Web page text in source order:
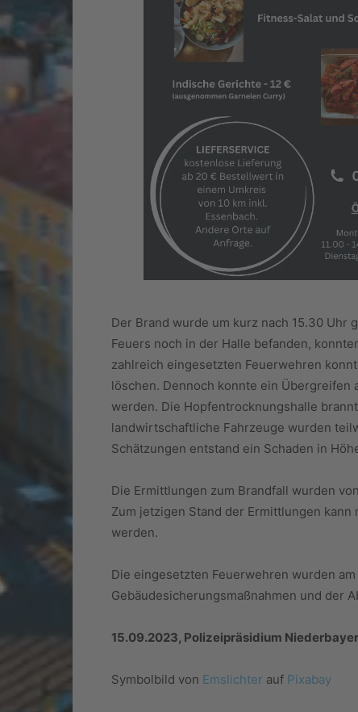
Der Brand wurde um kurz nach 15.30 Uhr
Feuers noch in der Halle befanden,
zahlreich eingesetzten Feuerwehren
löschen. Dennoch konnte ein
werden. Die Hopfentrocknungshalle
landwirtschaftliche Fahrzeuge wurden
Schätzungen entstand ein Schaden in
Die Ermittlungen zum Brandfall wurden
Zum jetzigen Stand der Ermittlungen
werden.
Die eingesetzten Feuerwehren wurden
Gebäudesicherungsmaßnahmen und der
15.09.2023, Polizeipräsidium
Symbolbild von Emslichter auf Pixabay